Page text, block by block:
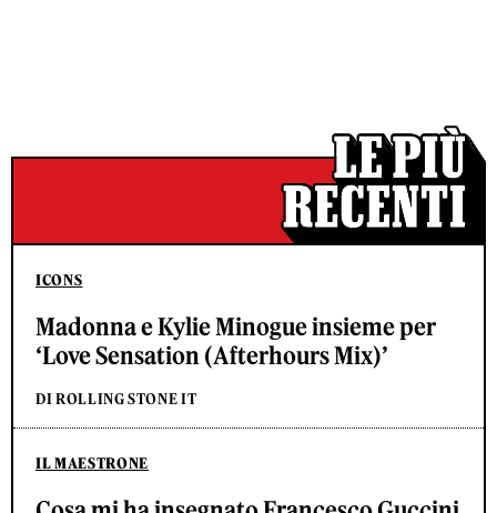
ICONS
Madonna e Kylie Minogue insieme per
‘Love Sensation (Afterhours Mix)’
DI ROLLING STONE IT
IL MAESTRONE